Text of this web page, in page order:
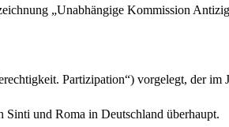
„Unabhängige Kommission
Partizipation“) vorgelegt, der
Sinti und Roma in Deutschland überhaupt.